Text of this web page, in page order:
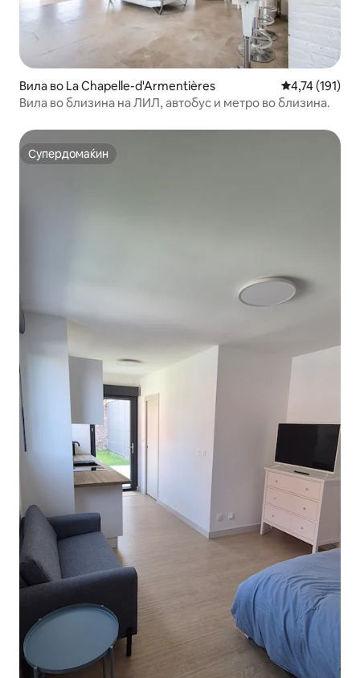
Вила во La Chapelle-d'Armentières Просечна
4,74 (191)
Вила во близина на ЛИЛ, автобус и метро во близина.
Супердомаќин
Супердомаќин